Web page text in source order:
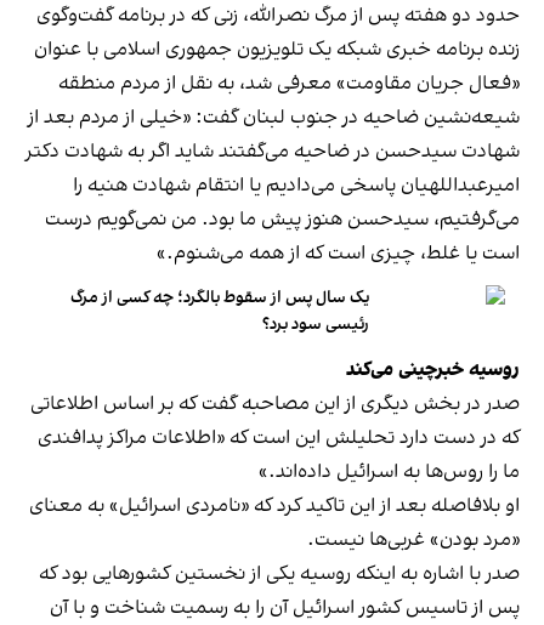
حدود دو هفته پس از مرگ نصرالله، زنی که در برنامه گفت‌وگوی
زنده برنامه خبری شبکه یک تلویزیون جمهوری اسلامی با عنوان
«فعال جریان مقاومت» معرفی شد، به نقل از مردم منطقه
شیعه‌نشین ضاحیه در جنوب لبنان گفت: «خیلی از مردم بعد از
شهادت سیدحسن در ضاحیه می‌گفتند شاید اگر به شهادت دکتر
امیرعبداللهیان پاسخی می‌دادیم یا انتقام شهادت هنیه را
می‌گرفتیم، سیدحسن هنوز پیش ما بود. من نمی‌گویم درست
است یا غلط، چیزی است که از همه می‌شنوم.»
یک سال پس از سقوط بالگرد؛ چه کسی از مرگ
رئیسی سود برد؟
روسیه خبرچینی می‌کند
صدر در بخش دیگری از این مصاحبه گفت که بر اساس اطلاعاتی
که در دست دارد تحلیلش این است که «اطلاعات مراکز پدافندی
ما را روس‌ها به اسرائیل داده‌اند.»
او بلافاصله بعد از این تاکید کرد که «نامردی اسرائیل» به معنای
«مرد بودن» غربی‌ها نیست.
صدر با اشاره به اینکه روسیه یکی از نخستین کشورهایی بود که
پس از تاسیس کشور اسرائیل آن را به رسمیت شناخت و با آن